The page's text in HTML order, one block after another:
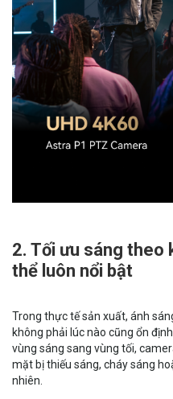
2. Tối ưu sáng theo
thể luôn nổi bật
Trong thực tế sản xuất, ánh
không phải lúc nào cũng ổn
vùng sáng sang vùng tối,
mặt bị thiếu sáng, cháy sáng
nhiên.